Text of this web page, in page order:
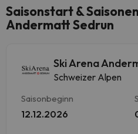
Saisonstart &
Andermatt Sedrun
Ski Arena
Schweizer Alpen
Saisonbeginn
12.12.2026